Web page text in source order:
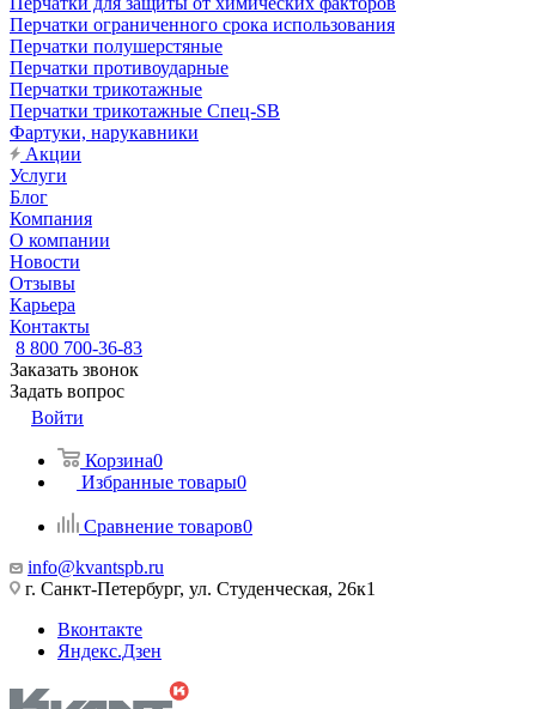
Перчатки ограниченного срока использования
Перчатки полушерстяные
Перчатки противоударные
Перчатки трикотажные
Перчатки трикотажные Спец-SB
Фартуки, нарукавники
Акции
Услуги
Блог
Компания
О компании
Новости
Отзывы
Карьера
Контакты
8 800 700-36-83
Заказать звонок
Задать вопрос
Войти
Корзина0
Избранные товары0
Сравнение товаров0
info@kvantspb.ru
г. Санкт-Петербург, ул. Студенческая, 26к1
Вконтакте
Яндекс.Дзен